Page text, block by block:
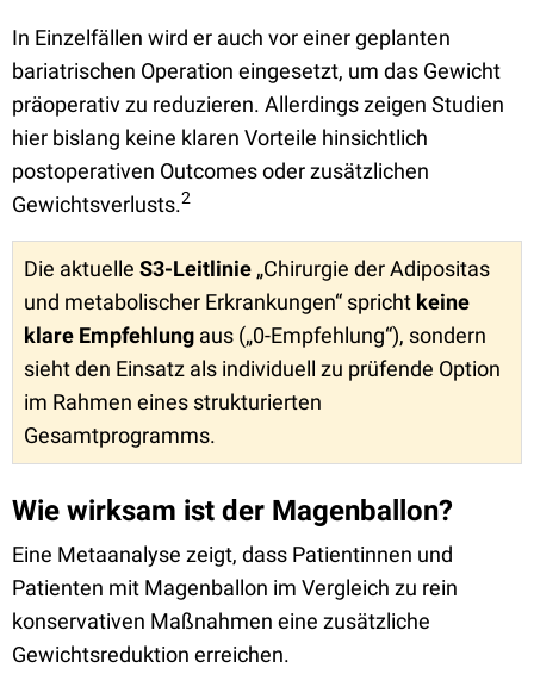
In Einzelfällen wird er auch vor einer geplanten
bariatrischen Operation eingesetzt, um das Gewicht
präoperativ zu reduzieren. Allerdings zeigen Studien
hier bislang keine klaren Vorteile hinsichtlich
postoperativen Outcomes oder zusätzlichen
Gewichtsverlusts.2
Die aktuelle S3-Leitlinie „Chirurgie der Adipositas
und metabolischer Erkrankungen“ spricht keine
klare Empfehlung aus („0-Empfehlung“), sondern
sieht den Einsatz als individuell zu prüfende Option
im Rahmen eines strukturierten
Gesamtprogramms.
Wie wirksam ist der Magenballon?
Eine Metaanalyse zeigt, dass Patientinnen und
Patienten mit Magenballon im Vergleich zu rein
konservativen Maßnahmen eine zusätzliche
Gewichtsreduktion erreichen.